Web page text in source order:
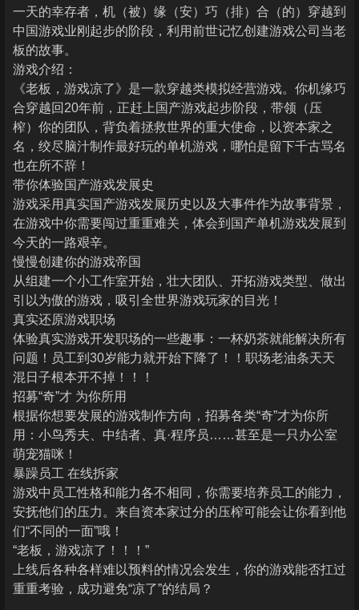
一天的幸存者，机（被）缘（安）巧（排）合（的）穿越到
中国游戏业刚起步的阶段，利用前世记忆创建游戏公司当老
板的故事。
游戏介绍：
《老板，游戏凉了》是一款穿越类模拟经营游戏。你机缘巧
合穿越回20年前，正赶上国产游戏起步阶段，带领（压
榨）你的团队，背负着拯救世界的重大使命，以资本家之
名，绞尽脑汁制作最好玩的单机游戏，哪怕是留下千古骂名
也在所不辞！
带你体验国产游戏发展史
游戏采用真实国产游戏发展历史以及大事件作为故事背景，
在游戏中你需要闯过重重难关，体会到国产单机游戏发展到
今天的一路艰辛。
慢慢创建你的游戏帝国
从组建一个小工作室开始，壮大团队、开拓游戏类型、做出
引以为傲的游戏，吸引全世界游戏玩家的目光！
真实还原游戏职场
体验真实游戏开发职场的一些趣事：一杯奶茶就能解决所有
问题！员工到30岁能力就开始下降了！！职场老油条天天
混日子根本开不掉！！！
招募“奇”才 为你所用
根据你想要发展的游戏制作方向，招募各类“奇”才为你所
用：小鸟秀夫、中结者、真·程序员……甚至是一只办公室
萌宠猫咪！
暴躁员工 在线拆家
游戏中员工性格和能力各不相同，你需要培养员工的能力，
安抚他们的压力。来自资本家过分的压榨可能会让你看到他
们“不同的一面”哦！
“老板，游戏凉了！！！”
上线后各种各样难以预料的情况会发生，你的游戏能否扛过
重重考验，成功避免“凉了”的结局？